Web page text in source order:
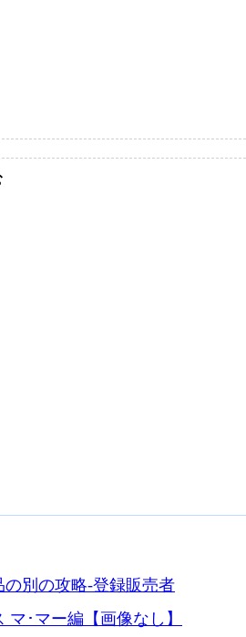
別の攻略‐登録販売者
･マー編【画像なし】